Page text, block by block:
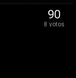
90
8 votos